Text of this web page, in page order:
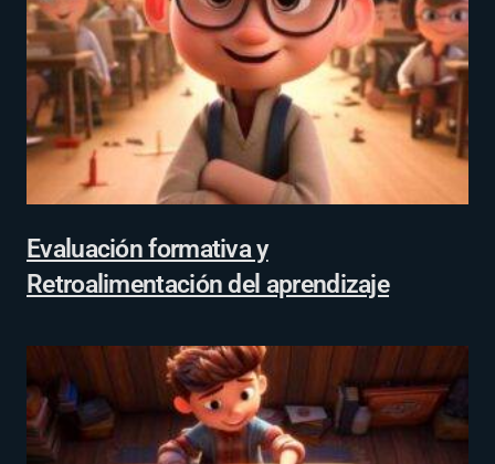
Evaluación formativa y
Retroalimentación del aprendizaje